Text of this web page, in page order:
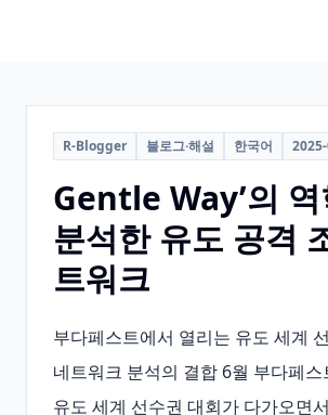
R-Blogger 블로그·해설 한국어
Gentle Way’의 역
분석한 유도 공격
트워크
부다페스트에서 열리는 유도 세계
네트워크 분석의 결합 6월 부다페
유도 세계 선수권 대회가 다가오면